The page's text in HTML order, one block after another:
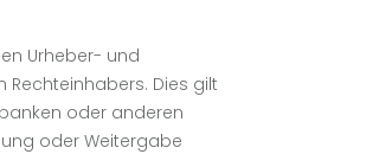
Urheber- und
Dies gilt
oder anderen
oder Weitergabe